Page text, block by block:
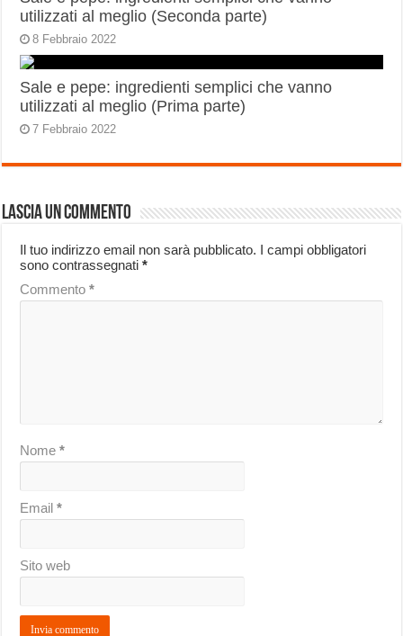
utilizzati al meglio (Seconda parte)
8 Febbraio 2022
Sale e pepe: ingredienti semplici che vanno
utilizzati al meglio (Prima parte)
7 Febbraio 2022
Lascia un commento
Il tuo indirizzo email non sarà pubblicato. I campi obbligatori
sono contrassegnati*
Commento*
Nome*
Email*
Sito web